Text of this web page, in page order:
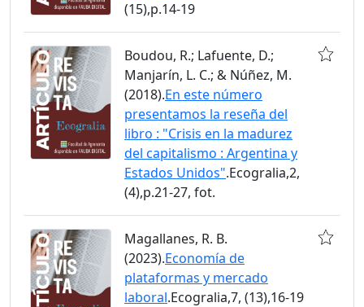
(15),p.14-19
Boudou, R.; Lafuente, D.;
Manjarín, L. C.; & Núñez, M.
(2018).En este número
presentamos la reseña del
libro : "Crisis en la madurez
del capitalismo : Argentina y
Estados Unidos".Ecogralia,2,
(4),p.21-27, fot.
Magallanes, R. B.
(2023).Economía de
plataformas y mercado
laboral.Ecogralia,7, (13),16-19